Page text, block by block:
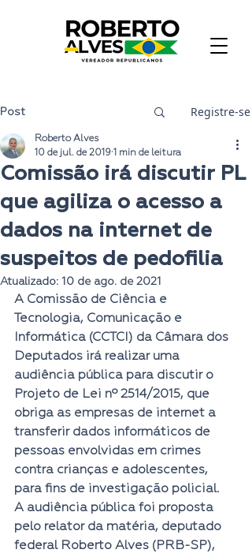
Post Registre-se
Comissão irá discutir PL
que agiliza o acesso a
dados na internet de
suspeitos de pedofilia
Roberto Alves
10 de jul. de 2019 1 min de leitura
Atualizado: 10 de ago. de 2021
A Comissão de Ciência e
Tecnologia, Comunicação e
Informática (CCTCI) da Câmara dos
Deputados irá realizar uma
audiência pública para discutir o
Projeto de Lei nº 2514/2015, que
obriga as empresas de internet a
transferir dados informáticos de
pessoas envolvidas em crimes
contra crianças e adolescentes,
para fins de investigação policial.
A audiência pública foi proposta
pelo relator da matéria, deputado
federal Roberto Alves (PRB-SP),